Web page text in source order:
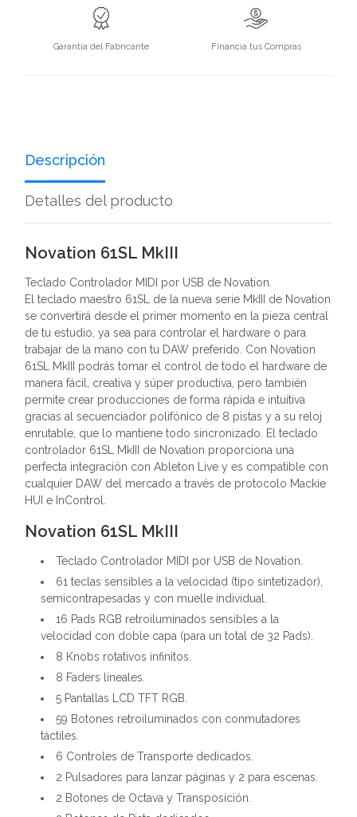
Garantía del Fabricante Financia tus Compras
Descripción
Detalles del producto
Novation 61SL MkIII
Teclado Controlador MIDI por USB de Novation.
El teclado maestro 61SL de la nueva serie MkIII de Novation
se convertirá desde el primer momento en la pieza central
de tu estudio, ya sea para controlar el hardware o para
trabajar de la mano con tu DAW preferido. Con Novation
61SL MkIII podrás tomar el control de todo el hardware de
manera fácil, creativa y súper productiva, pero también
permite crear producciones de forma rápida e intuitiva
gracias al secuenciador polifónico de 8 pistas y a su reloj
enrutable, que lo mantiene todo sincronizado. El teclado
controlador 61SL MkIII de Novation proporciona una
perfecta integración con Ableton Live y es compatible con
cualquier DAW del mercado a través de protocolo Mackie
HUI e InControl.
Novation 61SL MkIII
Teclado Controlador MIDI por USB de Novation.
61 teclas sensibles a la velocidad (tipo sintetizador),
semicontrapesadas y con muelle individual.
16 Pads RGB retroiluminados sensibles a la
velocidad con doble capa (para un total de 32 Pads).
8 Knobs rotativos infinitos.
8 Faders lineales.
5 Pantallas LCD TFT RGB.
59 Botones retroiluminados con conmutadores
táctiles.
6 Controles de Transporte dedicados.
2 Pulsadores para lanzar páginas y 2 para escenas.
2 Botones de Octava y Transposición.